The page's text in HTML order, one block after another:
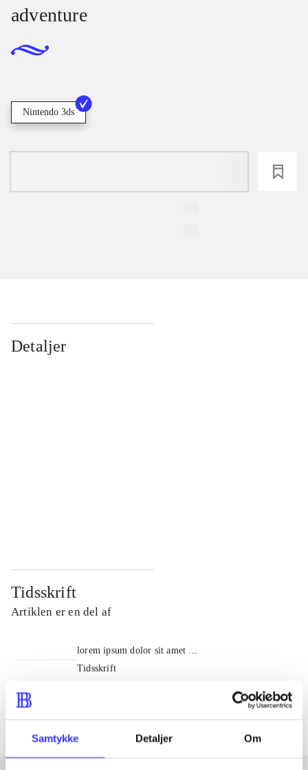
Samtykke Detaljer Om
adventure
Nintendo 3ds
Detaljer
Tidsskrift
Artiklen er en del af
lorem ipsum dolor sit amet ...
Tidsskrift
Artiklerne i